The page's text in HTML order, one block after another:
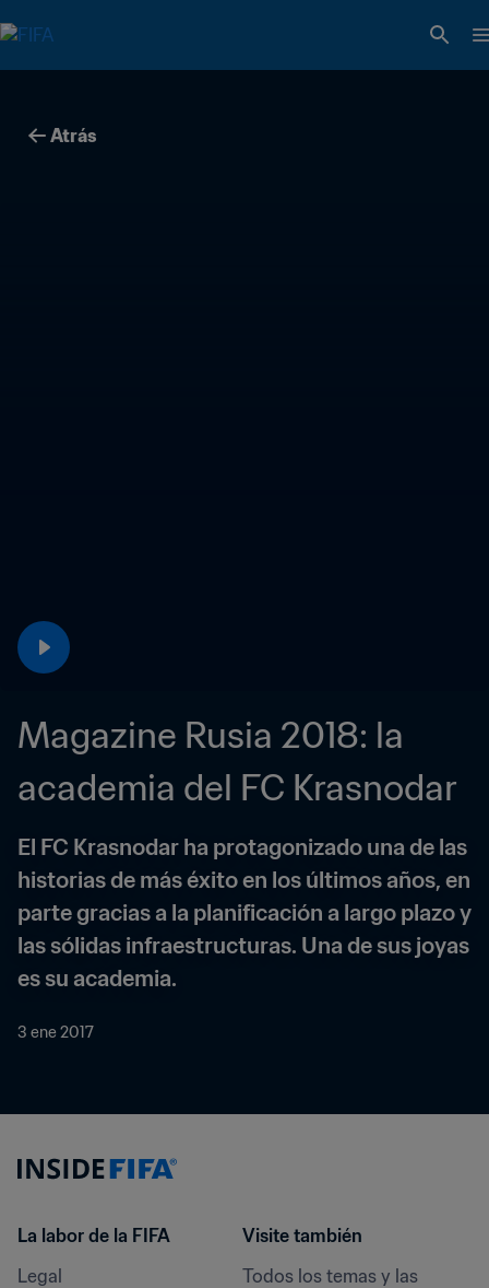
Atrás
Magazine Rusia 2018: la
academia del FC Krasnodar
El FC Krasnodar ha protagonizado una de las
historias de más éxito en los últimos años, en
parte gracias a la planificación a largo plazo y
las sólidas infraestructuras. Una de sus joyas
es su academia.
3 ene 2017
La labor de la FIFA
Legal
Visite también
Todos los temas y las